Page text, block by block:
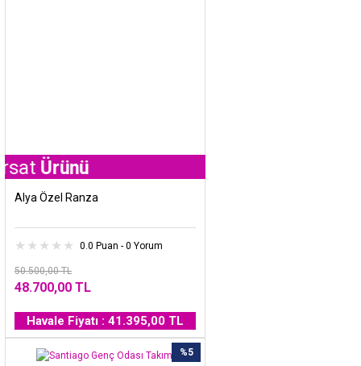
Alya Özel Ranza
0.0 Puan - 0 Yorum
50.500,00 TL
48.700,00 TL
Havale Fiyatı : 41.395,00 TL
%5